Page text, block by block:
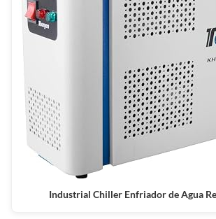
Industrial Chiller Enfriador de Agua